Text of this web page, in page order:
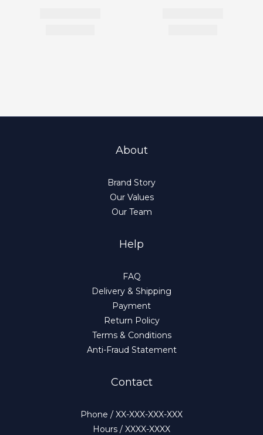
About
Brand Story
Our Values
Our Team
Help
FAQ
Delivery & Shipping
Payment
Return Policy
Terms & Conditions
Anti-Fraud Statement
Contact
Phone / XX-XXX-XXX-XXX
Hours / XXXX-XXXX